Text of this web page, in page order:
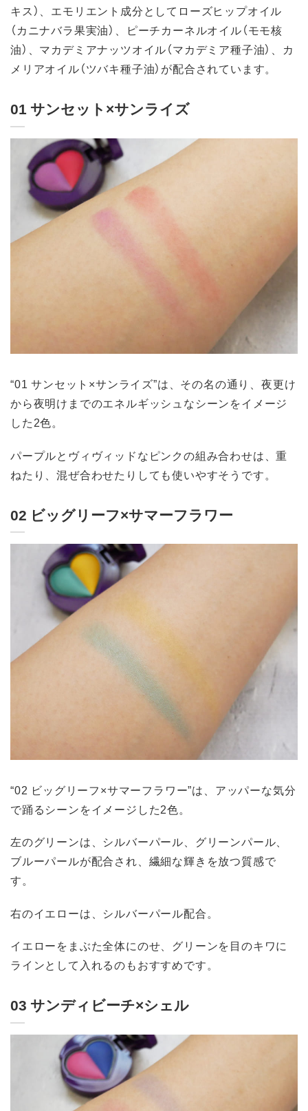
キス）、エモリエント成分としてローズヒップオイル
（カニナバラ果実油）、ピーチカーネルオイル（モモ核
油）、マカデミアナッツオイル（マカデミア種子油）、カ
メリアオイル（ツバキ種子油）が配合されています。
01 サンセット×サンライズ
“01 サンセット×サンライズ”は、その名の通り、夜更け
から夜明けまでのエネルギッシュなシーンをイメージ
した2色。
パープルとヴィヴィッドなピンクの組み合わせは、重
ねたり、混ぜ合わせたりしても使いやすそうです。
02 ビッグリーフ×サマーフラワー
“02 ビッグリーフ×サマーフラワー”は、アッパーな気分
で踊るシーンをイメージした2色。
左のグリーンは、シルバーパール、グリーンパール、
ブルーパールが配合され、繊細な輝きを放つ質感で
す。
右のイエローは、シルバーパール配合。
イエローをまぶた全体にのせ、グリーンを目のキワに
ラインとして入れるのもおすすめです。
03 サンディビーチ×シェル